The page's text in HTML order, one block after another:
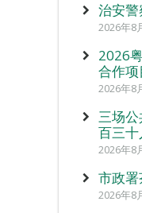
治安警
2026年8
2026
合作
2026年8
三场
百三
2026年8
市政
2026年8